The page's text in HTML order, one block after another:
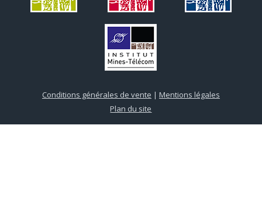
Conditions générales de vente | Mentions légales
Plan du site